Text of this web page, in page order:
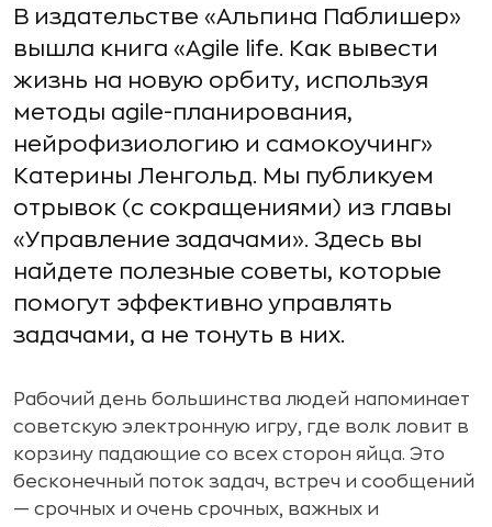
В издательстве «Альпина Паблишер»
вышла книга «Agile life. Как вывести
жизнь на новую орбиту, используя
методы agile-планирования,
нейрофизиологию и самокоучинг»
Катерины Ленгольд. Мы публикуем
отрывок (с сокращениями) из главы
«Управление задачами». Здесь вы
найдете полезные советы, которые
помогут эффективно управлять
задачами, а не тонуть в них.
Рабочий день большинства людей напоминает
советскую электронную игру, где волк ловит в
корзину падающие со всех сторон яйца. Это
бесконечный поток задач, встреч и сообщений
— срочных и очень срочных, важных и